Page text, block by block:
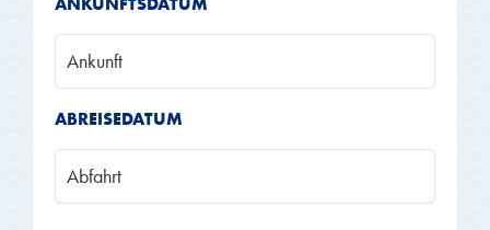
Ankunft
ABREISEDATUM
Abfahrt